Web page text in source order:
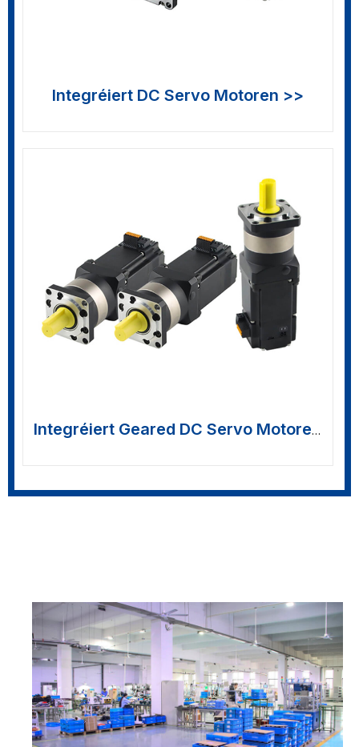
Integréiert DC Servo Motoren >>
Integréiert Geared DC Servo Motoren
>>